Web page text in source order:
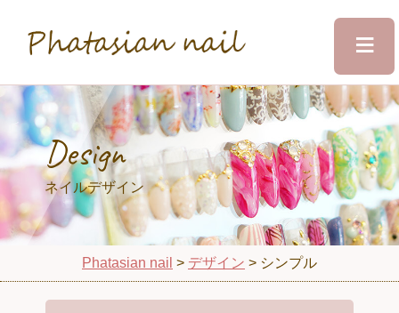
≡
Home
Salon&Staff
Menu
Design
ネイルデザイン
Phatasian nail > デザイン > シンプル